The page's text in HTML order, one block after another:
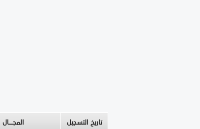
المجــــال
تاريخ التسجيل